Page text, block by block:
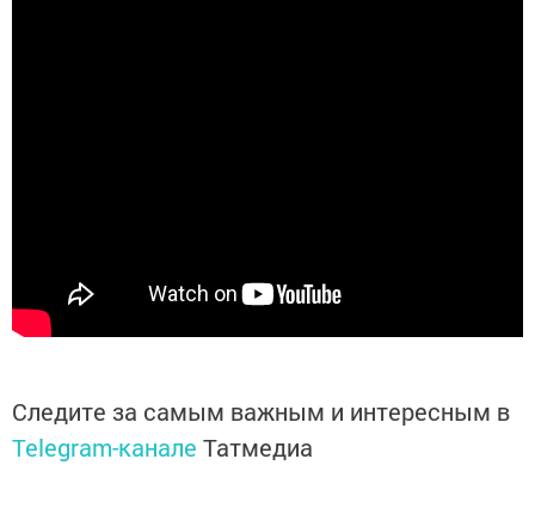
Следите за самым важным и интересным в
Telegram-канале Татмедиа